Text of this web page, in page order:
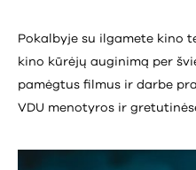
Pokalbyje su ilgamete kino
kino kūrėjų auginimą per
pamėgtus filmus ir darbe
VDU menotyros ir